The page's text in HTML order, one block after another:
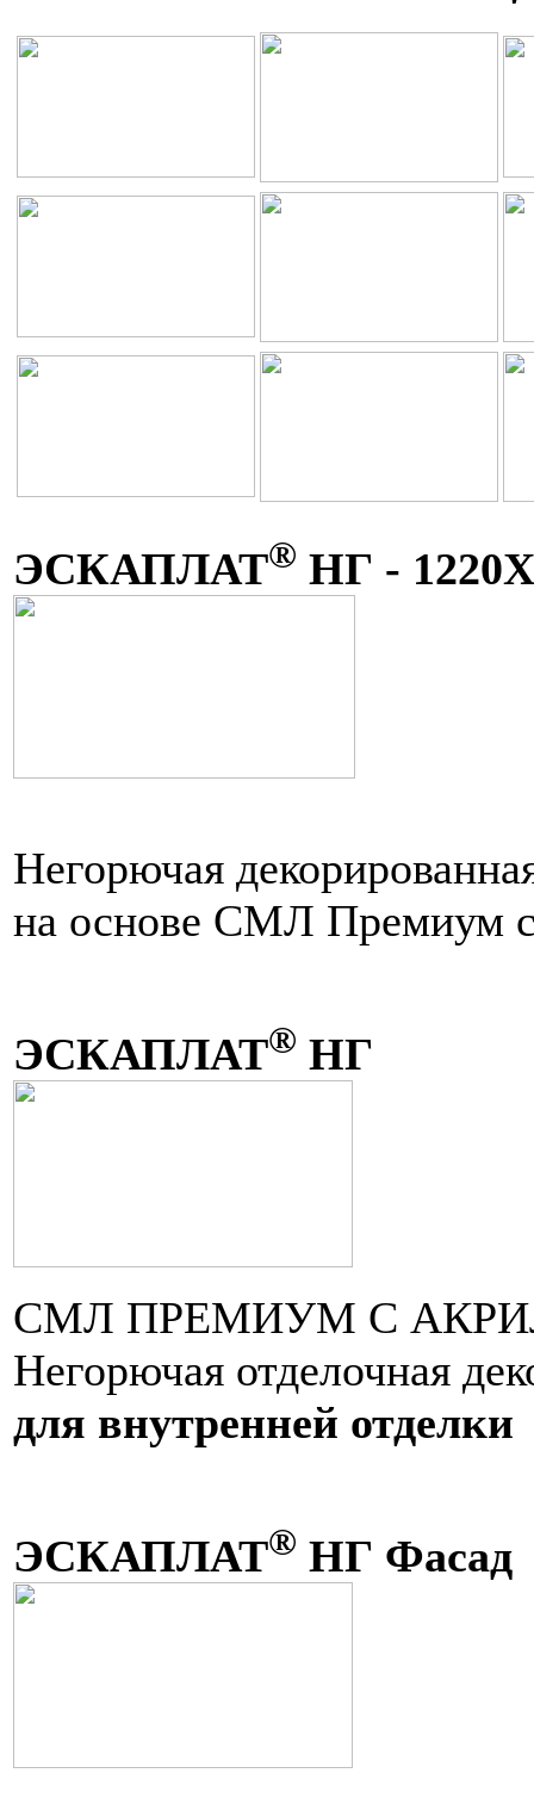
ЭСКАПЛАТ® НГ -
Негорючая
на основе СМЛ Премиум
ЭСКАПЛАТ® НГ
СМЛ ПРЕМИУМ С
Негорючая отделочная
для внутренней отделки
ЭСКАПЛАТ® НГ Фасад